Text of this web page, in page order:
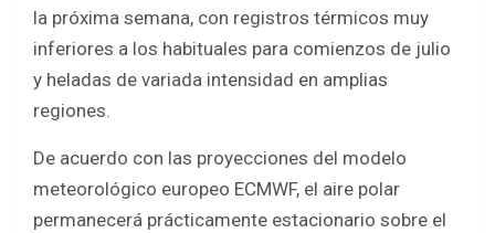
la próxima semana, con registros térmicos muy
inferiores a los habituales para comienzos de julio
y heladas de variada intensidad en amplias
regiones.
De acuerdo con las proyecciones del modelo
meteorológico europeo ECMWF, el aire polar
permanecerá prácticamente estacionario sobre el